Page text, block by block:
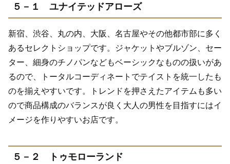
５－１ ユナイテッドアローズ
新宿、渋谷、丸の内、大阪、名古屋やその他都市部に多く
あるセレクトショップです。ジャケットやブルゾン、セー
ター、細身のチノパンなどもベーシックなものの扱いがあ
るので、トータルコーディネートでテイストを統一したも
のを揃えやすいです。トレンドを押さえたアイテムも多い
ので商品構成のバランスが良く大人の男性を目指すにはイ
メージを作りやすいお店です。
５－２ トゥモローランド